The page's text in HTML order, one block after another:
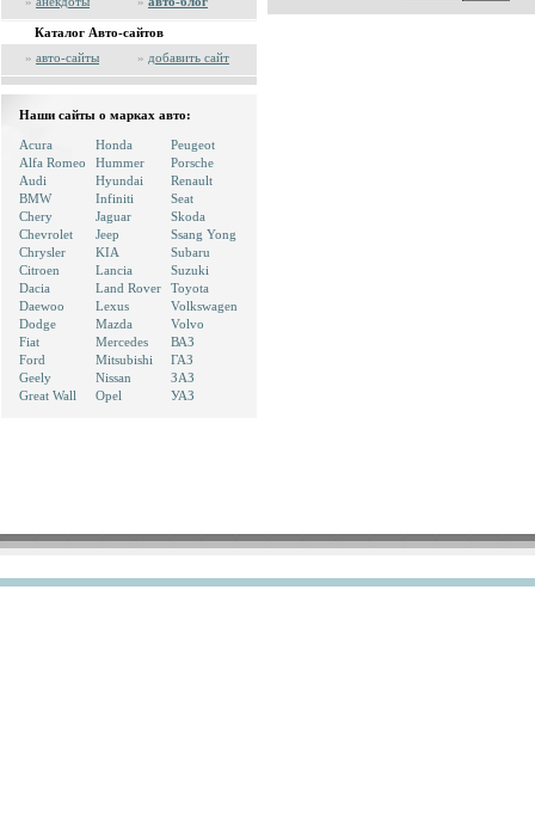
Каталог Авто-сайтов
» авто-сайты » добавить сайт
Наши сайты о марках авто:
Acura
Alfa Romeo
Audi
BMW
Chery
Chevrolet
Chrysler
Citroen
Dacia
Daewoo
Dodge
Fiat
Ford
Geely
Great Wall
Honda
Hummer
Hyundai
Infiniti
Jaguar
Jeep
KIA
Lancia
Land Rover
Lexus
Mazda
Mercedes
Mitsubishi
Nissan
Opel
Peugeot
Porsche
Renault
Seat
Skoda
Ssang Yong
Subaru
Suzuki
Toyota
Volkswagen
Volvo
ВАЗ
ГАЗ
ЗАЗ
УАЗ